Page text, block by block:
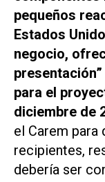
pequeños
Estados
negocio,
para el
diciembre de
el Carem para
recipientes,
debería ser